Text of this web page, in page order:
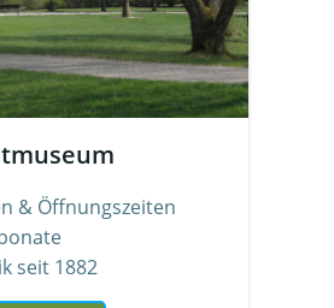
& Öffnungszeiten
seit 1882